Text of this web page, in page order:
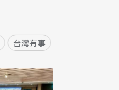
台灣有事